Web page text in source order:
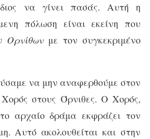
να γίνει πασάς. Αυτή η
πόλωση είναι εκείνη που
Ορνίθωνμε τον συγκεκριμένο
να μην αναφερθούμε στον
στους Όρνιθες. Ο Χορός,
αρχαίο δράμα εκφράζει τον
Αυτό ακολουθείται και στην